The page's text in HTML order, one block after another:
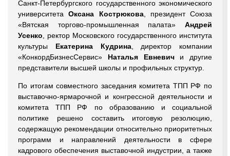
Санкт-Петербургского государственного экономического
университетаОксана Кострюкова, президент Союза
«Вятская торгово-промышленная палата» Андрей
Усенко , ректор Московского государственного института
культуры Екатерина Кудрина, директор компании
«КонкордБизнесСервис» Наталья Евневичи другие
представители высшей школы и профильных структур.
По итогам совместного заседания комитета ТПП РФ по
выставочно-ярмарочной и конгрессной деятельности и
комитета ТПП РФ по образованию и социальной
политике решено составить итоговую резолюцию,
содержащую рекомендации относительно приоритетных
программ и направлений деятельности в сфере
кадрового обеспечения выставочной индустрии, а также